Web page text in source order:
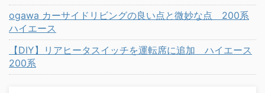
ogawa カーサイドリビングの良い点と微妙な点 200系
ハイエース
【DIY】リアヒータスイッチを運転席に追加 ハイエース
200系